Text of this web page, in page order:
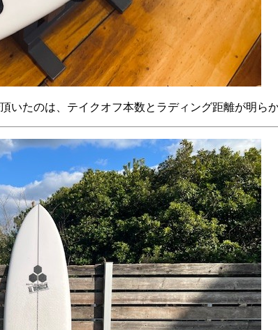
いたのは、テイクオフ本数とラディング距離が明ら